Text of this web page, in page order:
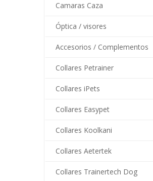
Camaras Caza
Óptica / visores
Accesorios / Complementos
Collares Petrainer
Collares iPets
Collares Easypet
Collares Koolkani
Collares Aetertek
Collares Trainertech Dog